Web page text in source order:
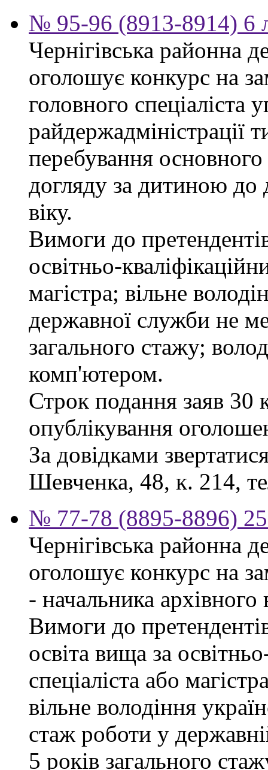
№ 95-96 (8913-8914) 6
Чернігівська районна
оголошує конкурс на
головного спеціаліста
райдержадміністрації
перебування
догляду за дитиною до
віку.
Вимоги до
освітньо-
магістра; вільне
державної служби не
загального стажу;
комп'ютером.
Строк подання заяв 30
опублікування
За довідками
Шевченка, 48, к. 214,
№ 77-78 (8895-8896) 25
Чернігівська районна
оголошує конкурс на
- начальника архівного
Вимоги до
освіта вища за
спеціаліста або
вільне володіння
стаж роботи у
5 років загального